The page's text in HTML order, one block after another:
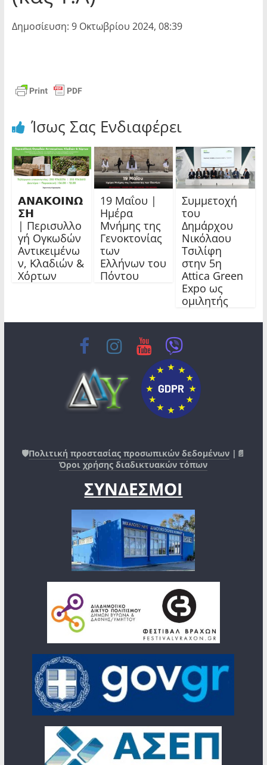
Δημοσίευση: 9 Οκτωβρίου 2024, 08:39
Ίσως Σας Ενδιαφέρει
𝝖𝝢𝝖𝝟𝝤𝝞𝝢𝝮
𝝨𝝜
| Περισυλλο
γή Ογκωδών
Αντικειμένω
ν, Κλαδιών &
Χόρτων
19 Μαΐου |
Ημέρα
Μνήμης της
Γενοκτονίας
των
Ελλήνων του
Πόντου
Συμμετοχή
του
Δημάρχου
Νικόλαου
Τσιλίφη
στην 5η
Attica Green
Expo ως
ομιλητής
🛡️Πολιτική προστασίας προσωπικών δεδομένων |📄
Όροι χρήσης διαδικτυακών τόπων
ΣΥΝΔΕΣΜΟΙ